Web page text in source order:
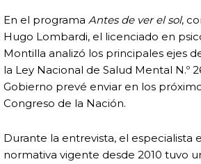
En el programa Antes de ver el sol,
Hugo Lombardi, el licenciado en
Montilla analizó los principales ejes
la Ley Nacional de Salud Mental N.º
Gobierno prevé enviar en los
Congreso de la Nación.
Durante la entrevista, el especialista
normativa vigente desde 2010 tuvo